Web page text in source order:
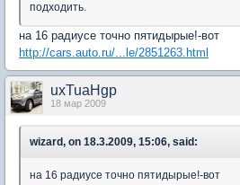
подходить.
на 16 радиусе точно пятидырые!-вот
http://cars.auto.ru/...le/2851263.html
uxTuaHgp
18 мар 2009
wizard, on 18.3.2009, 15:06, said:
на 16 радиусе точно пятидырые!-вот